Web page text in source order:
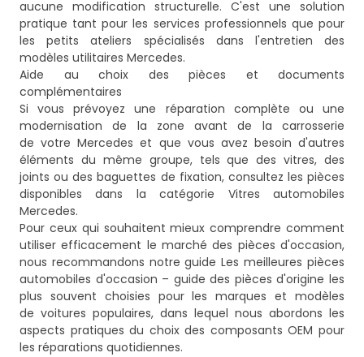
aucune modification structurelle. C'est une solution
pratique tant pour les services professionnels que pour
les petits ateliers spécialisés dans l'entretien des
modèles utilitaires Mercedes.
Aide au choix des pièces et documents
complémentaires
Si vous prévoyez une réparation complète ou une
modernisation de la zone avant de la carrosserie
de votre Mercedes et que vous avez besoin d'autres
éléments du même groupe, tels que des vitres, des
joints ou des baguettes de fixation, consultez les pièces
disponibles dans la catégorie Vitres automobiles
Mercedes.
Pour ceux qui souhaitent mieux comprendre comment
utiliser efficacement le marché des pièces d'occasion,
nous recommandons notre guideLes meilleures pièces
automobiles d'occasion – guide des pièces d'origine les
plus souvent choisies pour les marques et modèles
de voitures populaires, dans lequel nous abordons les
aspects pratiques du choix des composants OEM pour
les réparations quotidiennes.